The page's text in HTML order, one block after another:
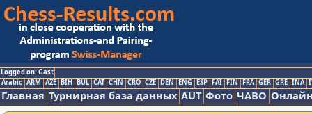
Logged on: Gast
Arabic ARM AZE BIH BUL CAT CHN CRO CZE DEN ENG ESP FAI FIN FRA GER GRE INA
Главная Турнирная база данных AUT Фото ЧАВО